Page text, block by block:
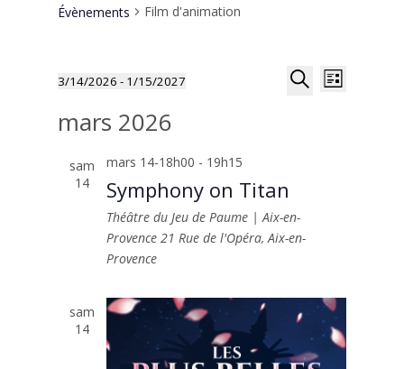
Évènements
Film d'animation
Recherche
de
Liste
3/14/2026 - 1/15/2027
une
mars 2026
sam
14
mars 14-18h00 - 19h15
Symphony on Titan
Théâtre du Jeu de Paume | Aix-en-
Provence21 Rue de l'Opéra, Aix-en-
Provence
sam
14